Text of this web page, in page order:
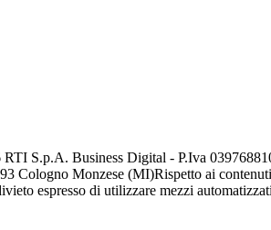
RTI S.p.A. Business Digital - P.Iva
Cologno Monzese (MI)Rispetto ai
espresso di utilizzare mezzi